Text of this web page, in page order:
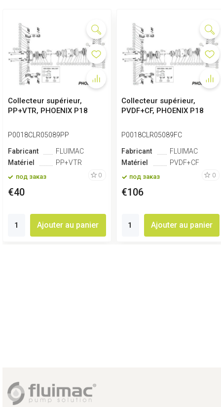
Collecteur supérieur,
PP+VTR, PHOENIX P18
P0018CLR05089PP
Fabricant
FLUIMAC
Matériel
PP+VTR
под заказ 0
€40
Ajouter au panier
Collecteur supérieur,
PVDF+CF, PHOENIX P18
P0018CLR05089FC
Fabricant
FLUIMAC
Matériel
PVDF+CF
под заказ 0
€106
Ajouter au panier